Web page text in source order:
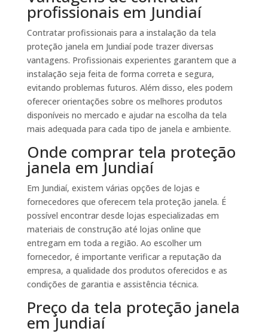
profissionais em Jundiaí
Contratar profissionais para a instalação da tela
proteção janela em Jundiaí pode trazer diversas
vantagens. Profissionais experientes garantem que a
instalação seja feita de forma correta e segura,
evitando problemas futuros. Além disso, eles podem
oferecer orientações sobre os melhores produtos
disponíveis no mercado e ajudar na escolha da tela
mais adequada para cada tipo de janela e ambiente.
Onde comprar tela proteção
janela em Jundiaí
Em Jundiaí, existem várias opções de lojas e
fornecedores que oferecem tela proteção janela. É
possível encontrar desde lojas especializadas em
materiais de construção até lojas online que
entregam em toda a região. Ao escolher um
fornecedor, é importante verificar a reputação da
empresa, a qualidade dos produtos oferecidos e as
condições de garantia e assistência técnica.
Preço da tela proteção janela
em Jundiaí